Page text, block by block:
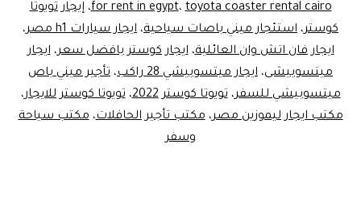
for rent in egypt،toyota coaster rental cairo ،إيجار تويوتا
كوستر، استئجار ميني باصات سياحية، ايجار سيارات h1 مصر
،
ايجار فان اتش وان العائلية،ايجار كوستر بافضل سعر،ايجار
ميتسوبيشى، ايجار ميتسوبيشي 28 راكب ، تأجير ميني باص
ميتسوبيشي للسفر،تويوتا كوستر 2022 ،تويوتا كوستر للايجار،
مكتب ايجار ليموزين مصر،مكتب تأجير الحافلات،مكتب سياحة
وسفر